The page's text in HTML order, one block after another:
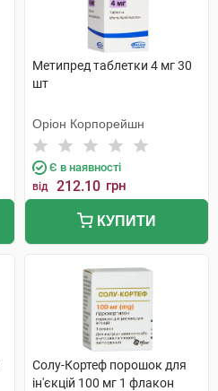
Метипред таблетки 4 мг 30
шт
Оріон Корпорейшн
Є в наявності
від 212.10 грн
КУПИТИ
Солу-Кортеф порошок для
ін'єкцій 100 мг 1 флакон